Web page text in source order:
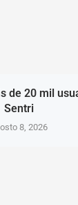
de 20 mil
Sentri
8, 2026